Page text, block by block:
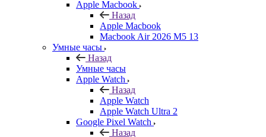
Apple Macbook
Назад
Apple Macbook
Macbook Air 2026 M5 13
Умные часы
Назад
Умные часы
Apple Watch
Назад
Apple Watch
Apple Watch Ultra 2
Google Pixel Watch
Назад